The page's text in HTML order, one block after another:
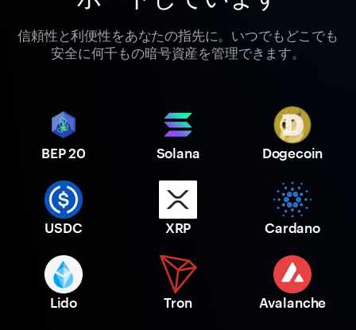
信頼性と利便性をあなたの指先に。いつでもどこでも
安全に何千もの暗号資産を管理できます。
BEP 20 Solana Dogecoin
USDC XRP Cardano
Lido Tron Avalanche